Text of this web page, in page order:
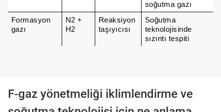
soğutma gazı
Formasyon
gazı
N2 +
H2
Reaksiyon
taşıyıcısı
Soğutma
teknolojisinde
sızıntı tespiti
F-gaz yönetmeliği iklimlendirme ve